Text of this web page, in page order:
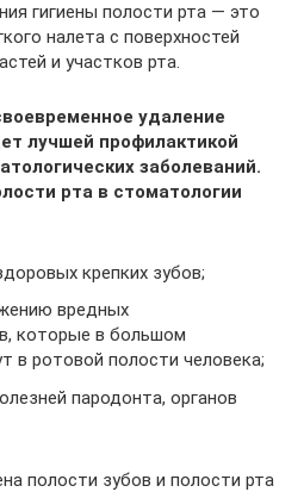
гигиены полости рта — это
налета с поверхностей
и участков рта.
удаление
лучшей профилактикой
заболеваний.
рта в стоматологии
крепких зубов;
вредных
которые в большом
в ротовой полости человека;
пародонта, органов
полости зубов и полости рта